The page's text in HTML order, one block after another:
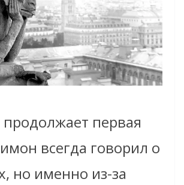
продолжает первая
всегда говорил о
но именно из-за